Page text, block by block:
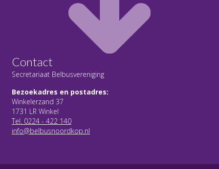
Contact
Secretariaat Belbusvereniging
Bezoekadres en postadres:
Winkelerzand 37
1731 LR Winkel
Tel. 0224 - 422 140
info@belbusnoordkop.nl